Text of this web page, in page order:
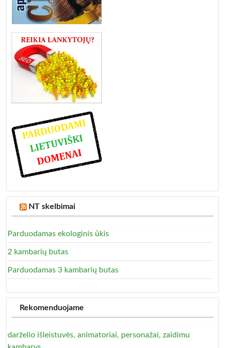
NT skelbimai
Parduodamas ekologinis ūkis
2 kambarių butas
Parduodamas 3 kambarių butas
Rekomenduojame
darželio išleistuvės, animatoriai, personažai, zaidimu